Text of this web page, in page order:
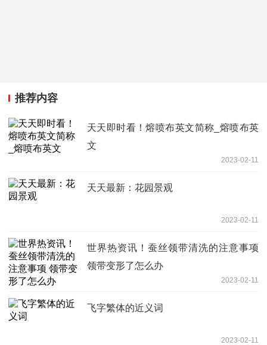
推荐内容
天天即时看！熔喷布英文简称_熔喷布英
文
2023-02-11
天天最新：花园景观
2023-02-11
世界热资讯！蚕丝领带清洗的注意事项
领带变形了怎么办
2023-02-11
飞字繁体的近义词
2023-02-11